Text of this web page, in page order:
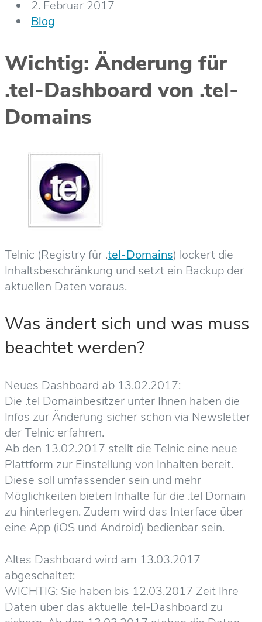
2. Februar 2017
Blog
Wichtig: Änderung für
.tel-Dashboard von .tel-
Domains
Telnic (Registry für .tel-Domains) lockert die
Inhaltsbeschränkung und setzt ein Backup der
aktuellen Daten voraus.
Was ändert sich und was muss
beachtet werden?
Neues Dashboard ab 13.02.2017:
Die .tel Domainbesitzer unter Ihnen haben die
Infos zur Änderung sicher schon via Newsletter
der Telnic erfahren.
Ab den 13.02.2017 stellt die Telnic eine neue
Plattform zur Einstellung von Inhalten bereit.
Diese soll umfassender sein und mehr
Möglichkeiten bieten Inhalte für die .tel Domain
zu hinterlegen. Zudem wird das Interface über
eine App (iOS und Android) bedienbar sein.
Altes Dashboard wird am 13.03.2017
abgeschaltet:
WICHTIG: Sie haben bis 12.03.2017 Zeit Ihre
Daten über das aktuelle .tel-Dashboard zu